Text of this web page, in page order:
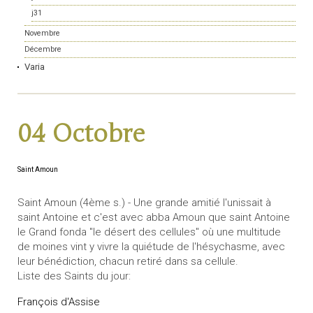
j31
Novembre
Décembre
Varia
04 Octobre
Saint Amoun
Saint Amoun (4ème s.) - Une grande amitié l'unissait à
saint Antoine et c'est avec abba Amoun que saint Antoine
le Grand fonda "le désert des cellules" où une multitude
de moines vint y vivre la quiétude de l'hésychasme, avec
leur bénédiction, chacun retiré dans sa cellule.
Liste des Saints du jour:
François d'Assise